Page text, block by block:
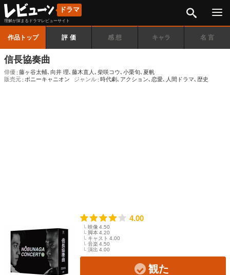
ドラマ
理解が深まるドラマレビューサイト
作品トップ 評価 感想 キャラ 名言
信長協奏曲
俳優 藤ヶ谷太輔､ 向井 理､ 藤木直人 ､ 柴咲コウ､ 小栗旬､ 夏帆
販売元
ポニーキャニオン ジャンル 時代劇､ アクション､ 恋愛､ 人間ドラマ､ 歴史
4.00
映像 4.50
脚本4.20
キャスト 4.00
音楽4.50
演出 4.00
観た